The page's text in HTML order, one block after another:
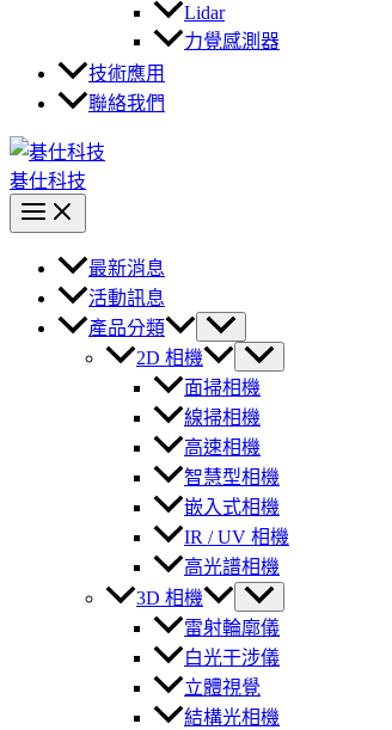
Lidar
力覺感測器
技術應用
聯絡我們
碁仕科技
最新消息
活動訊息
產品分類
2D 相機
面掃相機
線掃相機
高速相機
智慧型相機
嵌入式相機
IR / UV 相機
高光譜相機
3D 相機
雷射輪廓儀
白光干涉儀
立體視覺
結構光相機